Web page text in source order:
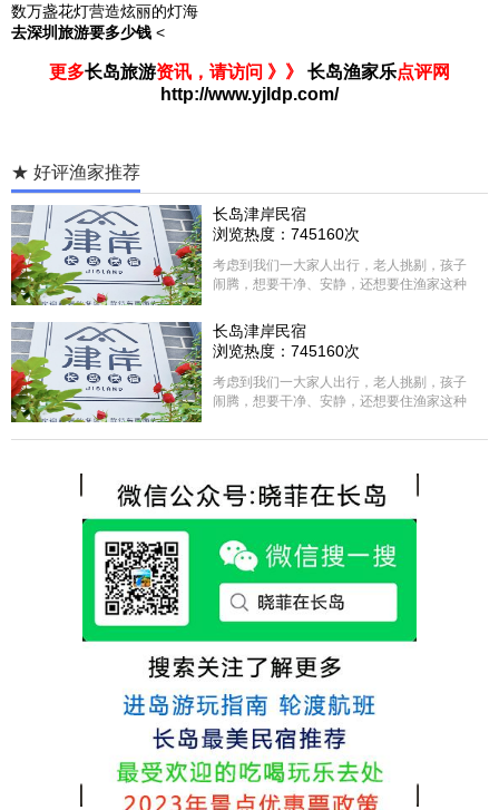
数万盏花灯营造炫丽的灯海
去深圳旅游要多少钱 <
更多长岛旅游资讯，请访问 》》 长岛渔家乐点评网
http://www.yjldp.com/
★ 好评渔家推荐
长岛津岸民宿
浏览热度：745160次
考虑到我们一大家人出行，老人挑剔，孩子
闹腾，想要干净、安静，还想要住渔家这种
选择津岸民宿，实际体验客房很干净，饭菜
方面家里老人也很满意，整体饭菜给搭配的
很好，每顿饭也不重样的，海鲜确实是非常
的新鲜呢，另外值得一提的是，他家的海菜
包子非常好吃。 其实长岛可选的酒店、民宿
各不相同，可以根据自己的喜好选择。非常
热情，能根据我提出的需求来安排房间，这
点很好。
长岛津岸民宿
浏览热度：745160次
考虑到我们一大家人出行，老人挑剔，孩子
闹腾，想要干净、安静，还想要住渔家这种
选择津岸民宿，实际体验客房很干净，饭菜
很好，每顿饭也不重样的，海鲜确实是非常
的新鲜呢，另外值得一提的是，他家的海菜
包子非常好吃。 其实长岛可选的酒店、民宿
各不相同，可以根据自己的喜好选择。非常
推荐津岸民宿，关键是老板娘晓菲很细心、
热情，能根据我提出的需求来安排房间，这
点很好。